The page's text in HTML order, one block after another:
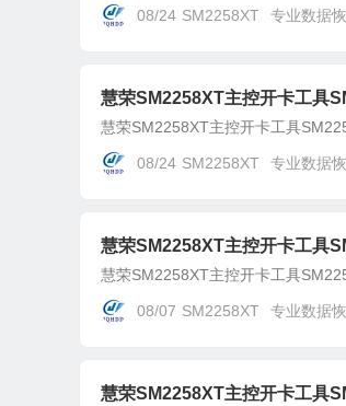
08/24 SM2258XT 专业数据
慧荣SM2258XT主控开卡工具
慧荣SM2258XT主控开卡工具
08/24 SM2258XT 专业数据
慧荣SM2258XT主控开卡工具
慧荣SM2258XT主控开卡工具
08/07 SM2258XT 专业数据
慧荣SM2258XT主控开卡工具